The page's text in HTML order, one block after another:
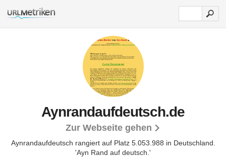
Aynrandaufdeutsch.de
Zur Webseite gehen
Aynrandaufdeutsch rangiert auf Platz 5.053.988 in Deutschland.
'Ayn Rand auf deutsch.'